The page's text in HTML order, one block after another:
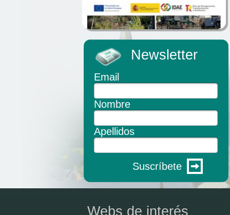
Newsletter
Email
Nombre
Apellidos
Suscríbete
Webs de interés